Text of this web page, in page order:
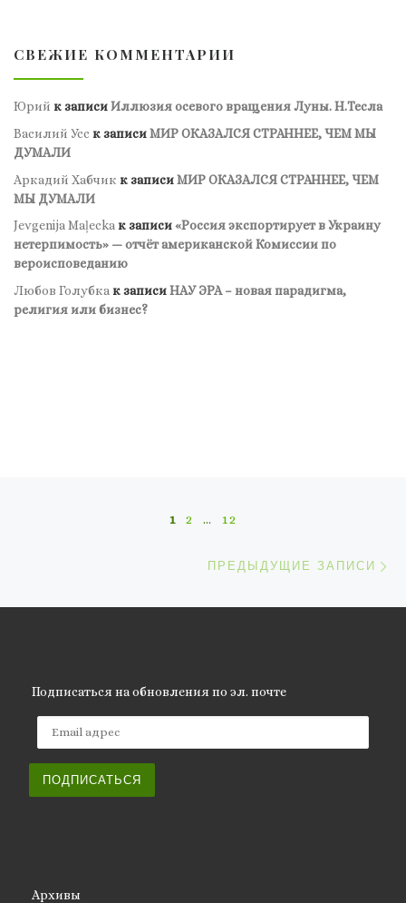
СВЕЖИЕ КОММЕНТАРИИ
Юрий к записиИллюзия осевого вращения Луны. Н.Тесла
Василий Усс к записиМИР ОКАЗАЛСЯ СТРАННЕЕ, ЧЕМ МЫ
ДУМАЛИ
Аркадий Хабчик к записиМИР ОКАЗАЛСЯ СТРАННЕЕ, ЧЕМ
МЫ ДУМАЛИ
Jevgenija Maļeckaк записи«Россия экспортирует в Украину
нетерпимость» — отчёт американской Комиссии по
вероисповеданию
Любов Голубка к записиНАУ ЭРА – новая парадигма,
религия или бизнес?
1 2 … 12
ПРЕДЫДУЩИЕ ЗАПИСИ
Подписаться на обновления по эл. почте
ПОДПИСАТЬСЯ
Архивы